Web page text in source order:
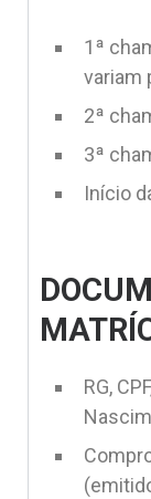
1ª
variam
2ª
3ª
Início
RG,